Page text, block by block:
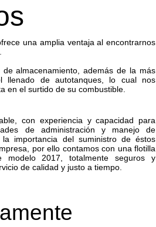
una amplia ventaja al encontrarnos
almacenamiento, además de la más
llenado de autotanques, lo cual nos
en el surtido de su combustible.
con experiencia y capacidad para
de administración y manejo de
la importancia del suministro de éstos
por ello contamos con una flotilla
modelo 2017, totalmente seguros y
de calidad y justo a tiempo.